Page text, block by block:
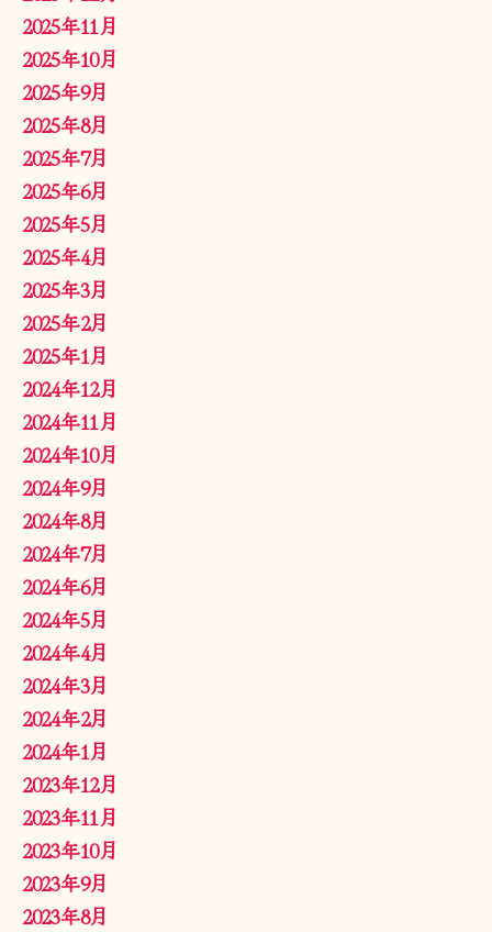
2025年11月
2025年10月
2025年9月
2025年8月
2025年7月
2025年6月
2025年5月
2025年4月
2025年3月
2025年2月
2025年1月
2024年12月
2024年11月
2024年10月
2024年9月
2024年8月
2024年7月
2024年6月
2024年5月
2024年4月
2024年3月
2024年2月
2024年1月
2023年12月
2023年11月
2023年10月
2023年9月
2023年8月